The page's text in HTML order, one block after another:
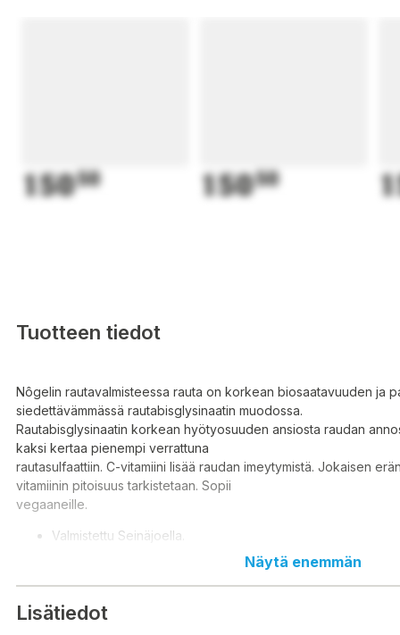
15050 15050
Tuotteen tiedot
Nôgelin rautavalmisteessa rauta on korkean biosaatavuuden ja
siedettävämmässä rautabisglysinaatin muodossa.
Rautabisglysinaatin korkean hyötyosuuden ansiosta raudan
kaksi kertaa pienempi verrattuna
rautasulfaattiin. C-vitamiini lisää raudan imeytymistä. Jokaisen
vitamiinin pitoisuus tarkistetaan. Sopii
vegaaneille.
Valmistettu Seinäjoella.
Tarkistettu raudan ja C-vitamiinin pitoisuus.
Ei sisällä jodia.
1 tuote = 5 senttiä Kummit ry:lle.
Näytä enemmän
Lisätiedot